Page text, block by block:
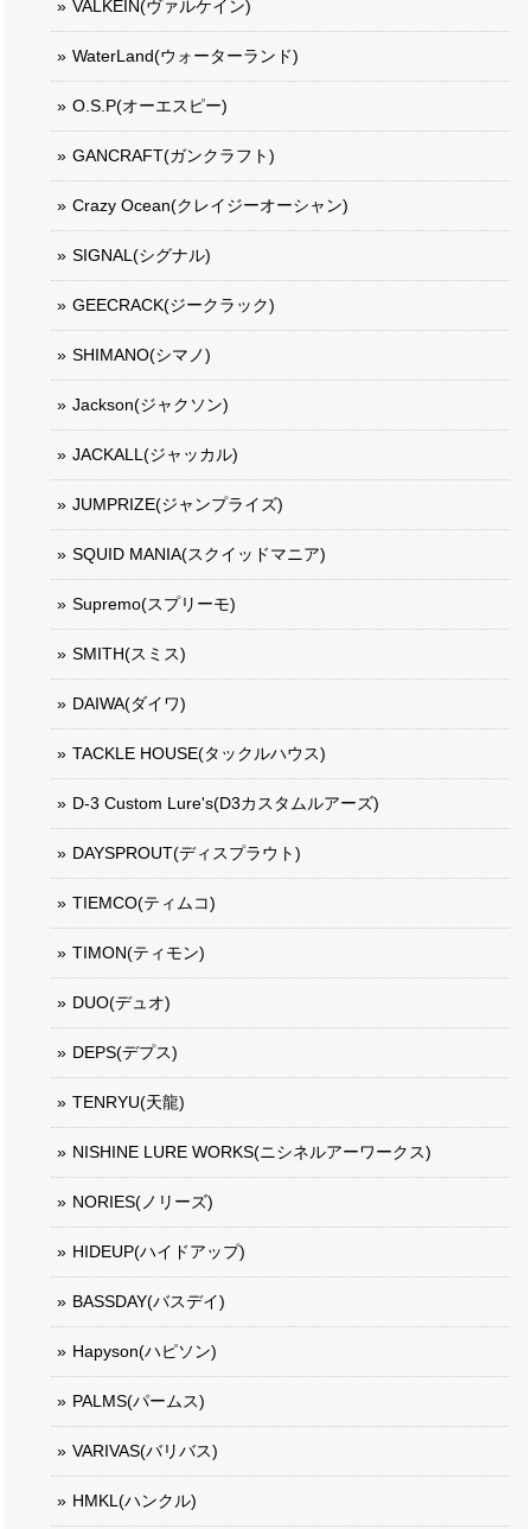
VALKEIN(ヴァルケイン)
WaterLand(ウォーターランド)
O.S.P(オーエスピー)
GANCRAFT(ガンクラフト)
Crazy Ocean(クレイジーオーシャン)
SIGNAL(シグナル)
GEECRACK(ジークラック)
SHIMANO(シマノ)
Jackson(ジャクソン)
JACKALL(ジャッカル)
JUMPRIZE(ジャンプライズ)
SQUID MANIA(スクイッドマニア)
Supremo(スプリーモ)
SMITH(スミス)
DAIWA(ダイワ)
TACKLE HOUSE(タックルハウス)
D-3 Custom Lure's(D3カスタムルアーズ)
DAYSPROUT(ディスプラウト)
TIEMCO(ティムコ)
TIMON(ティモン)
DUO(デュオ)
DEPS(デプス)
TENRYU(天龍)
NISHINE LURE WORKS(ニシネルアーワークス)
NORIES(ノリーズ)
HIDEUP(ハイドアップ)
BASSDAY(バスデイ)
Hapyson(ハピソン)
PALMS(パームス)
VARIVAS(バリバス)
HMKL(ハンクル)